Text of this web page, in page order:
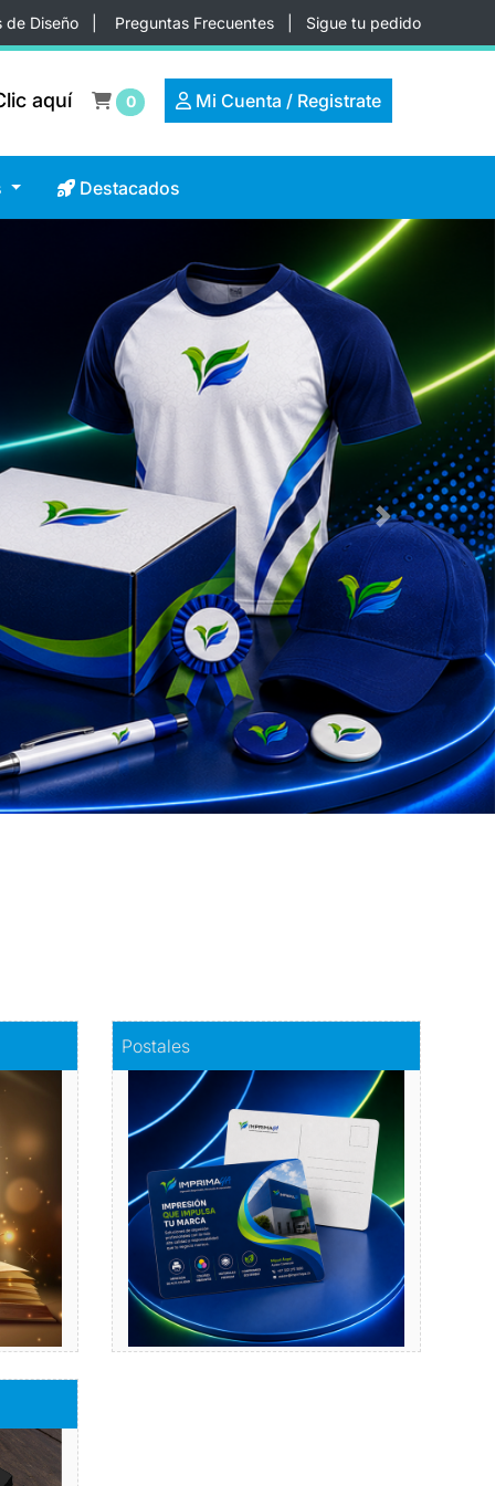
de Diseño Preguntas Frecuentes Sigue tu pedido
aquí
aquí 0 Mi Cuenta / Registrate
Mi Cuenta / Registrate
Destacados
Destacados
Postales
Dale vida a tus emociones
con nuestras postales.
Comprar
Comprar
de